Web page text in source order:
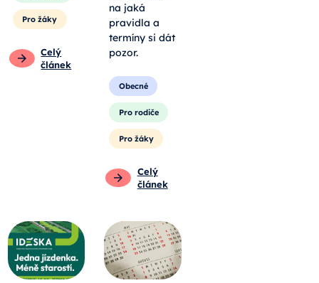
Pro žáky
Celý
článek
na jaká
pravidla a
termíny si dát
pozor.
Obecné
Pro rodiče
Pro žáky
Celý
článek